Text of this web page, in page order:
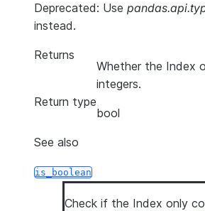
Deprecated: Use
instead.
Returns
Whether the Index
integers.
Return type
bool
See also
is_boolean
Check if the Index only